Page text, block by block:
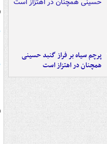
پرچم سیاه بر فراز گنبد حسینی
همچنان در اهتزاز است